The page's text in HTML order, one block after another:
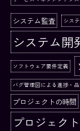
システム監査 シス
システム開
ソフトウェア要件定義
バグ管理図による進捗・
プロジェクトの時間
プロジェク